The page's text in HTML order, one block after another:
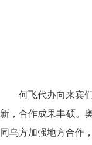
何飞代办向来宾
新，合作成果丰硕。
同乌方加强地方合作